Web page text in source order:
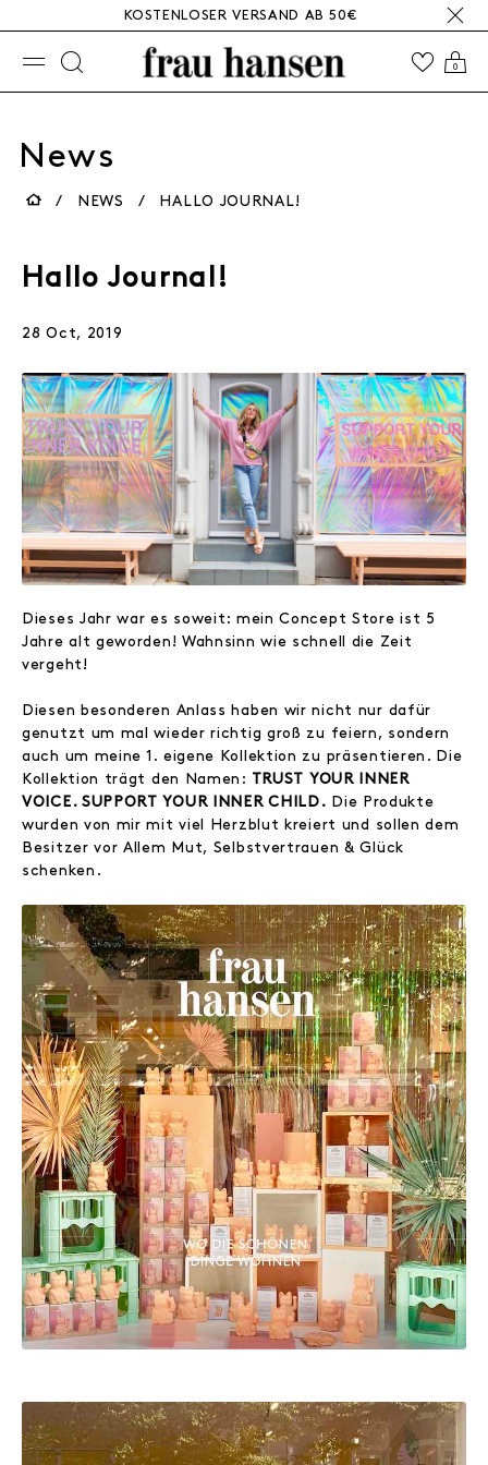
KOSTENLOSER VERSAND AB 50€
0
☰
News
NEWS HALLO JOURNAL!
Hallo Journal!
28 Oct, 2019
Dieses Jahr war es soweit: mein Concept Store ist 5
Jahre alt geworden! Wahnsinn wie schnell die Zeit
vergeht!
Diesen besonderen Anlass haben wir nicht nur dafür
genutzt um mal wieder richtig groß zu feiern, sondern
auch um meine 1. eigene Kollektion zu präsentieren. Die
Kollektion trägt den Namen: TRUST YOUR INNER
VOICE. SUPPORT YOUR INNER CHILD. Die Produkte
wurden von mir mit viel Herzblut kreiert und sollen dem
Besitzer vor Allem Mut, Selbstvertrauen & Glück
schenken.